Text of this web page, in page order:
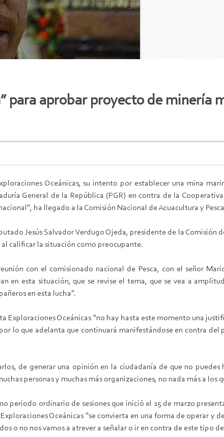
para aprobar proyecto de minería
Oceánicas, su intento por establecer una mina
General de la República (PGR) en contra de la
ha llegado a la Comisión Nacional de Acuacultura y
Jesús Salvador Verdugo Ojeda, presidente de la Comisión
al calificar la situación como preocupante.
con el comisionado nacional de Pesca, con el señor
en esta situación, que se revise el tema, que se vea a
en esta lucha”.
Exploraciones Oceánicas “no hay hasta este momento una
lo que adelanta que continuará manifestándose en contra
de generar una opinión en la ciudadanía de que no
personas y muchas más organizaciones, no nada más a los
periodo ordinario de sesiones que inició el 15 de marzo
Oceánicas “se convierta en una forma de operar y
o no nos vamos a atrever a señalar o ir en contra de este tipo